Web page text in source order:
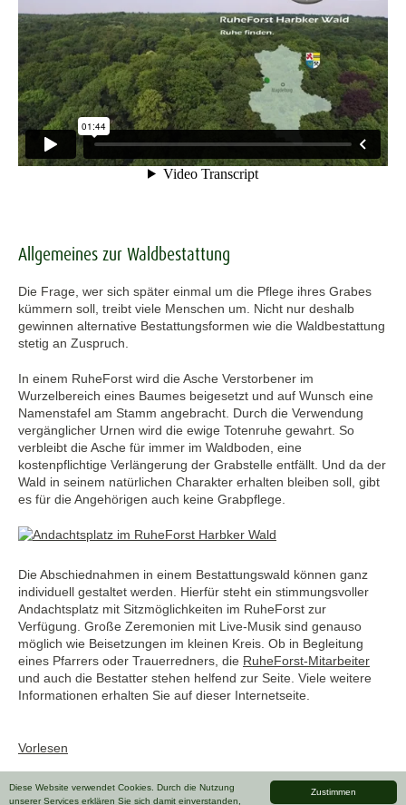
Zustimmen
Diese Website verwendet Cookies. Durch die Nutzung
unserer Services erklären Sie sich damit einverstanden,
Allgemeines zur Waldbestattung
Die Frage, wer sich später einmal um die Pflege ihres Grabes
kümmern soll, treibt viele Menschen um. Nicht nur deshalb
gewinnen alternative Bestattungsformen wie die Waldbestattung
stetig an Zuspruch.
In einem RuheForst wird die Asche Verstorbener im
Wurzelbereich eines Baumes beigesetzt und auf Wunsch eine
Namenstafel am Stamm angebracht. Durch die Verwendung
vergänglicher Urnen wird die ewige Totenruhe gewahrt. So
verbleibt die Asche für immer im Waldboden, eine
kostenpflichtige Verlängerung der Grabstelle entfällt. Und da der
Wald in seinem natürlichen Charakter erhalten bleiben soll, gibt
es für die Angehörigen auch keine Grabpflege.
Die Abschiednahmen in einem Bestattungswald können ganz
individuell gestaltet werden. Hierfür steht ein stimmungsvoller
Andachtsplatz mit Sitzmöglichkeiten im RuheForst zur
Verfügung. Große Zeremonien mit Live-Musik sind genauso
möglich wie Beisetzungen im kleinen Kreis. Ob in Begleitung
eines Pfarrers oder Trauerredners, die RuheForst-Mitarbeiter
und auch die Bestatter stehen helfend zur Seite. Viele weitere
Informationen erhalten Sie auf dieser Internetseite.
Vorlesen